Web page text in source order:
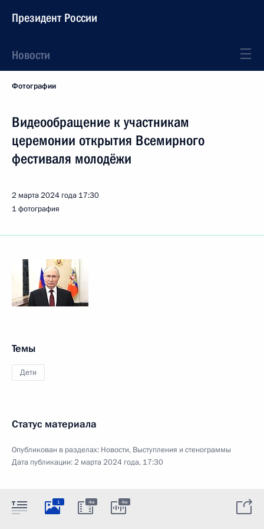
Президент России
Новости
Фотографии
Видеообращение к участникам
церемонии открытия Всемирного
фестиваля молодёжи
2 марта 2024 года 17:30
1 фотография
Темы
Дети
Статус материала
Опубликован в разделах: Новости, Выступления и стенограммы
Дата публикации:2 марта 2024 года, 17:30
1 4м 4м